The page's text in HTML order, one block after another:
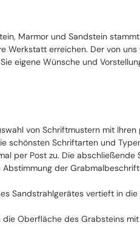
Marmor und Sandstein
Werkstatt erreichen. Der von
eigene Wünsche und
von Schriftmustern mit
schönsten Schriftarten und
per Post zu. Die
der
Sandstrahlgerätes vertieft in
Oberfläche des Grabsteins